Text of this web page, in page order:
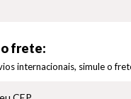
frete:
internacionais, simule o